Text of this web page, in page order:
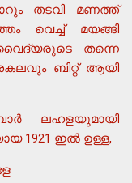
തടവി മണത്ത്
വെച്ച് മയങ്ങി
തന്നെ
ബിറ്റ് ആയി
ലഹളയുമായി
1921 ഇല്‍ ഉള്ള,